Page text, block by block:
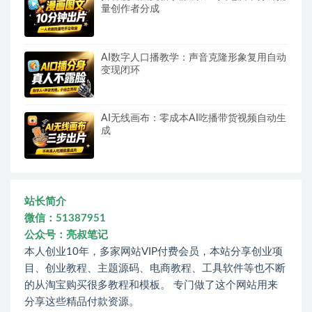
量创作者分成
AI数字人口播教学：声音克隆形象复用自动
变现闭环
AI无线画布：零成本AI吃播带货视频自动生
成
站长简介
微信：51387951
公众号：亮叔笔记
本人创业10年，多家网站VIP付费会员，本站分享创业项
目、创业教程、主题源码、电商教程、工具软件等也不断
的从淘宝购买很多教程和模板。 专门做了这个网站用来
分享这些精品付款资源。